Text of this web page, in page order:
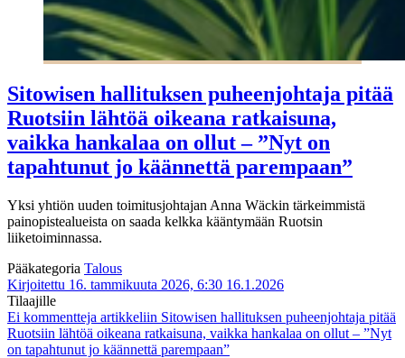
Sitowisen hallituksen puheenjohtaja pitää
Ruotsiin lähtöä oikeana ratkaisuna,
vaikka hankalaa on ollut – ”Nyt on
tapahtunut jo käännettä parempaan”
Yksi yhtiön uuden toimitusjohtajan Anna Wäckin tärkeimmistä
painopistealueista on saada kelkka kääntymään Ruotsin
liiketoiminnassa.
Pääkategoria Talous
Kirjoitettu 16. tammikuuta 2026, 6:30 16.1.2026
Tilaajille
Ei kommentteja artikkeliin Sitowisen hallituksen puheenjohtaja pitää
Ruotsiin lähtöä oikeana ratkaisuna, vaikka hankalaa on ollut – ”Nyt
on tapahtunut jo käännettä parempaan”